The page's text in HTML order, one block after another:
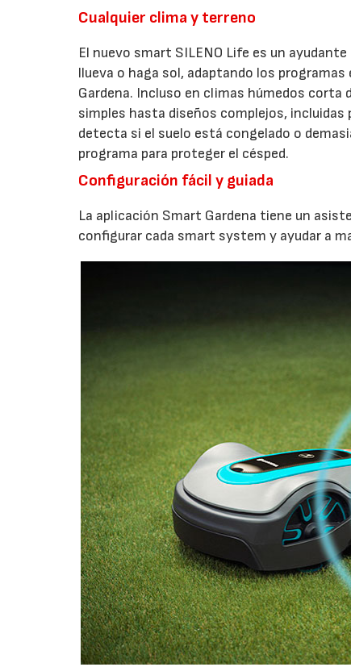
Cualquier clima y terreno
El nuevo smart SILENO Life es un
llueva o haga sol, adaptando los
Gardena. Incluso en climas húmedos corta
simples hasta diseños complejos,
detecta si el suelo está congelado o
programa para proteger el césped.
Configuración fácil y guiada
La aplicación Smart Gardena tiene un
configurar cada smart system y ayudar a